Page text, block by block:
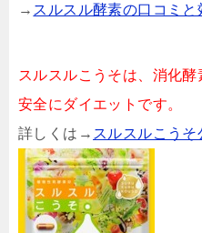
→ スルスル酵素の口コミと
スルスルこうそは、消化
安全にダイエットです。
詳しくは→ スルスルこうそ